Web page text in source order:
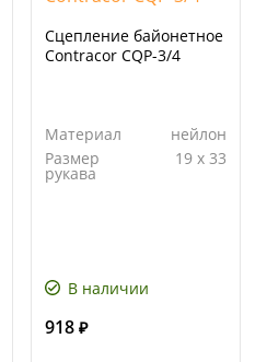
Сцепление байонетное
Contracor CQP-3/4
Материал
нейлон
Размер
рукава
19 x 33
В наличии
918 ₽